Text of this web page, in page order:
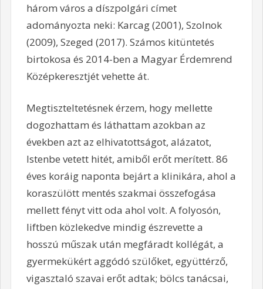
három város a díszpolgári címet
adományozta neki: Karcag (2001), Szolnok
(2009), Szeged (2017). Számos kitüntetés
birtokosa és 2014-ben a Magyar Érdemrend
Középkeresztjét vehette át.
Megtiszteltetésnek érzem, hogy mellette
dogozhattam és láthattam azokban az
években azt az elhivatottságot, alázatot,
Istenbe vetett hitét, amiből erőt merített. 86
éves koráig naponta bejárt a klinikára, ahol a
koraszülött mentés szakmai összefogása
mellett fényt vitt oda ahol volt. A folyosón,
liftben közlekedve mindig észrevette a
hosszú műszak után megfáradt kollégát, a
gyermekükért aggódó szülőket, együttérző,
vigasztaló szavai erőt adtak; bölcs tanácsai,